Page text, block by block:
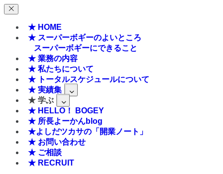
★ HOME
★ スーパーボギーのよいところ
スーパーボギーにできること
★ 業務の内容
★ 私たちについて
★ トータルスケジュールについて
★ 実績集
★ 学ぶ
★ HELLO！ BOGEY
★ 所長よーかんblog
★よしだツカサの「開業ノート」
★ お問い合わせ
★ ご相談
★ RECRUIT